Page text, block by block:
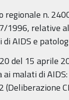
regionale n.
1996, relative
AIDS e
del 15 aprile
malati di